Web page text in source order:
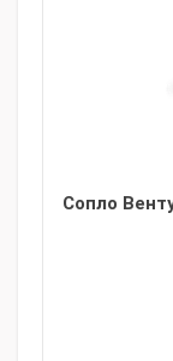
Сопло